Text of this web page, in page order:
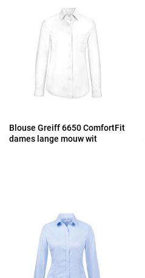
Blouse Greiff 6650 ComfortFit
dames lange mouw wit